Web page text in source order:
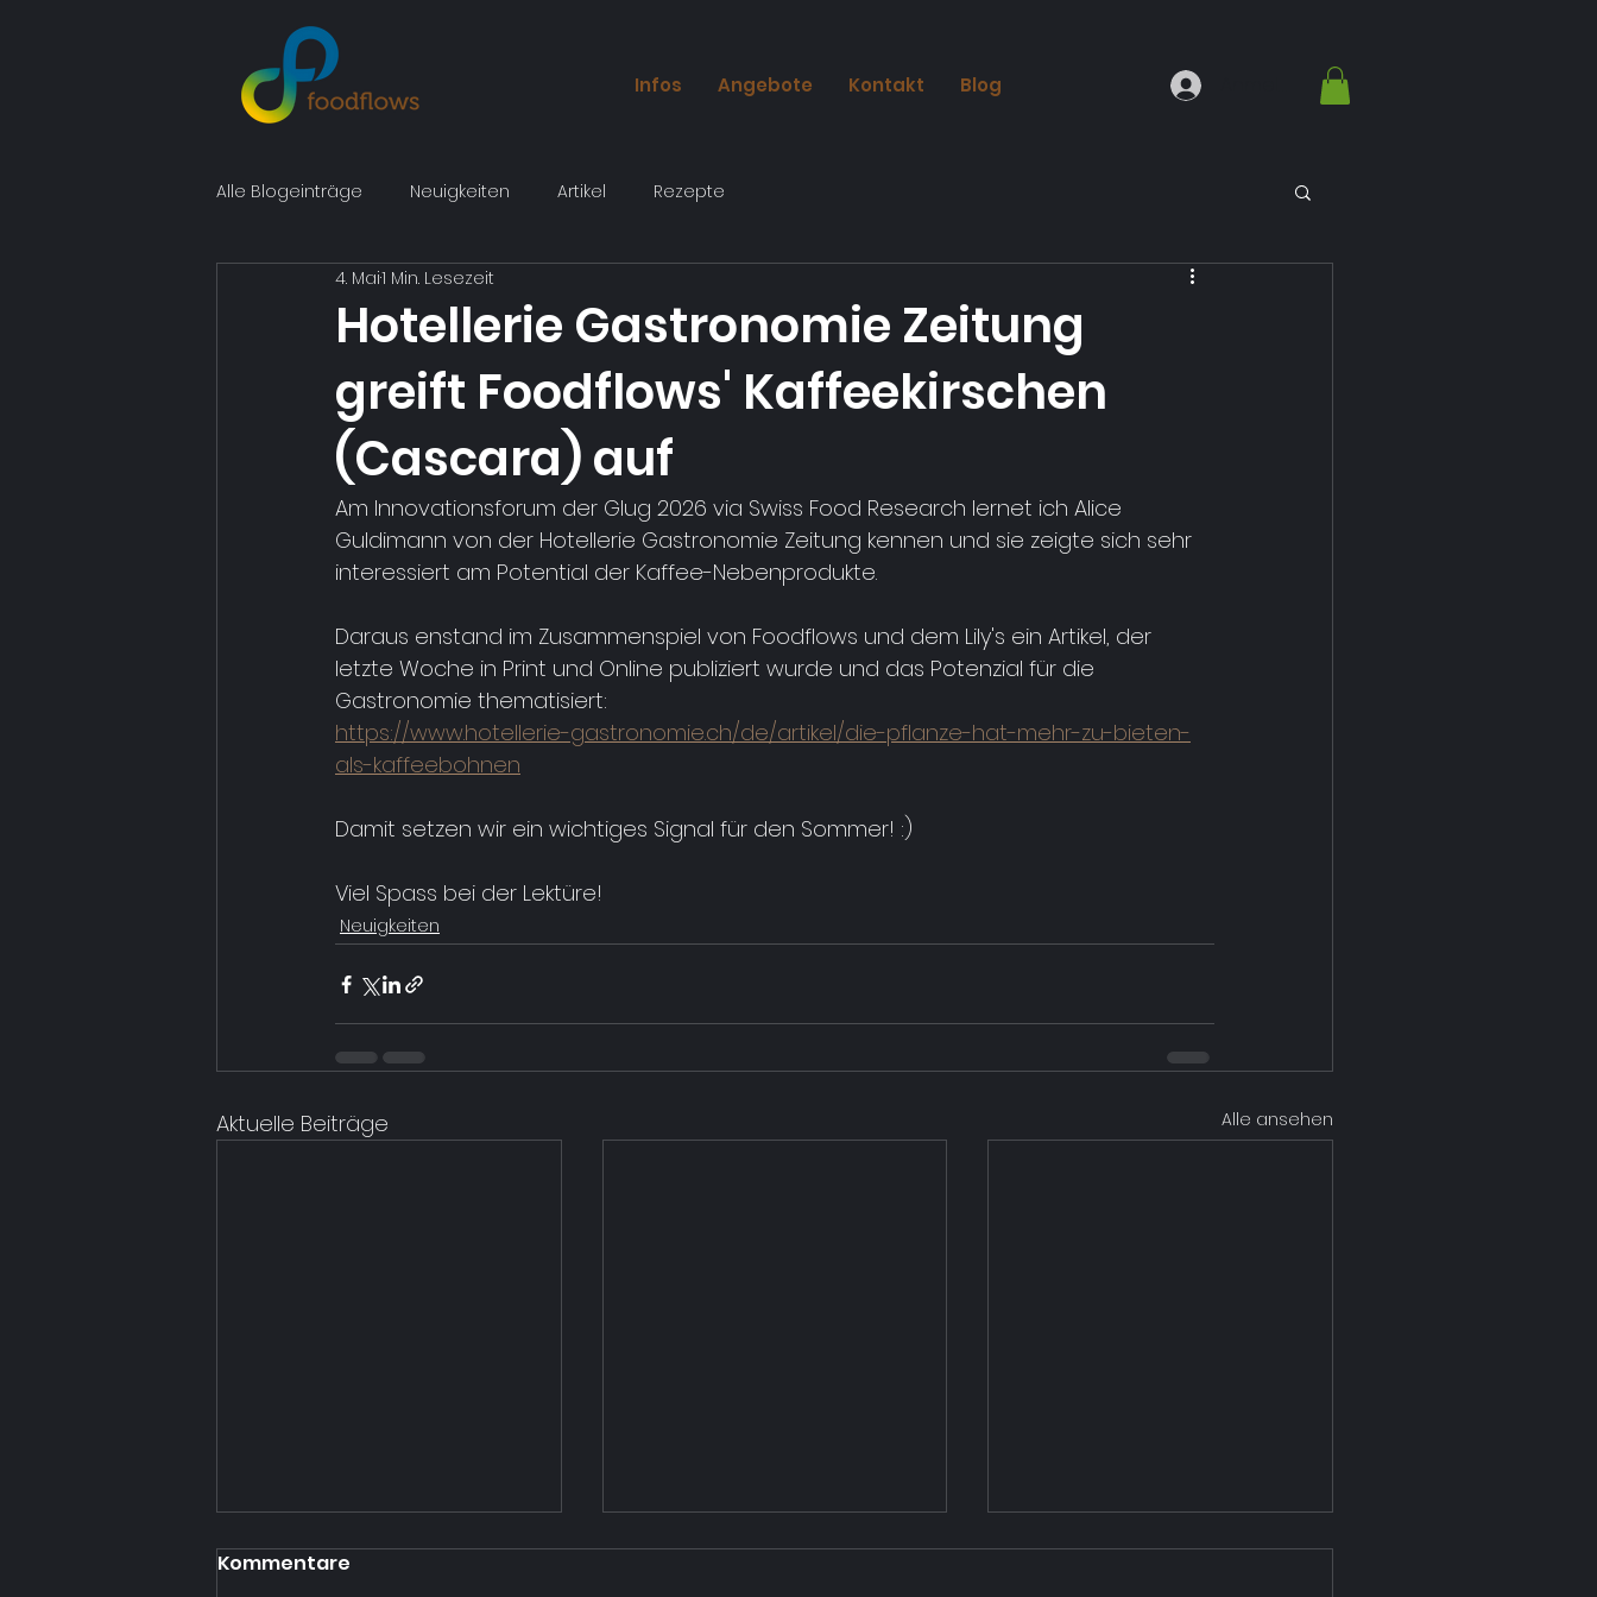
Infos Angebote Kontakt Blog
Alle Blogeinträge Neuigkeiten Artikel Rezepte
Hotellerie Gastronomie Zeitung
greift Foodflows' Kaffeekirschen
(Cascara) auf
4. Mai1 Min. Lesezeit
Am Innovationsforum der Glug 2026 via Swiss Food Research lernet ich Alice
Guldimann von der Hotellerie Gastronomie Zeitung kennen und sie zeigte sich sehr
interessiert am Potential der Kaffee-Nebenprodukte.
Daraus enstand im Zusammenspiel von Foodflows und dem Lily's ein Artikel, der
letzte Woche in Print und Online publiziert wurde und das Potenzial für die
Gastronomie thematisiert:
https://www.hotellerie-gastronomie.ch/de/artikel/die-pflanze-hat-mehr-zu-bieten-
als-kaffeebohnen
Damit setzen wir ein wichtiges Signal für den Sommer! :)
Viel Spass bei der Lektüre!
Neuigkeiten
Aktuelle Beiträge Alle ansehen
Kommentare